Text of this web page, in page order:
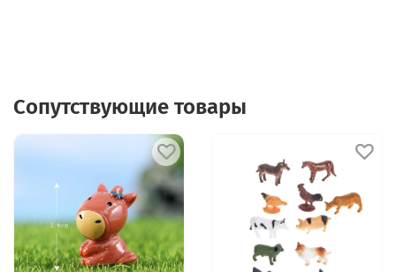
Сопутствующие товары